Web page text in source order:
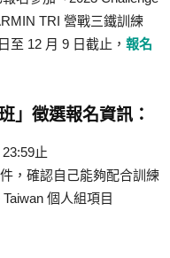
TRI 營戰三鐵訓練
至 12 月 9 日截止， 報名
」徵選報名資訊：
止
，確認自己能夠配合訓練
個人組項目